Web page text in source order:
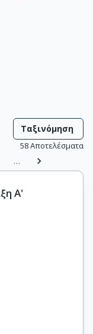
Ταξινόμηση
58Αποτελέσματα
…
Α'